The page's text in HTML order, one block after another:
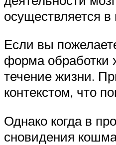
осуществляется
Если вы
форма обработки
течение жизни.
контекстом, что
Однако когда в
сновидения